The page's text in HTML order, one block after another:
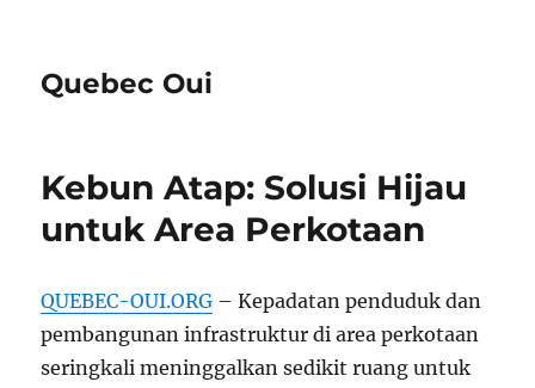
Quebec Oui
Kebun Atap: Solusi Hijau
untuk Area Perkotaan
QUEBEC-OUI.ORG – Kepadatan penduduk dan
pembangunan infrastruktur di area perkotaan
seringkali meninggalkan sedikit ruang untuk